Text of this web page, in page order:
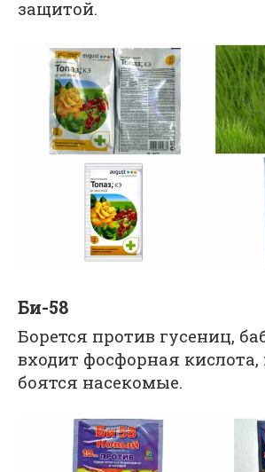
защитой.
Би-58
Борется против гусениц,
входит фосфорная
боятся насекомые.